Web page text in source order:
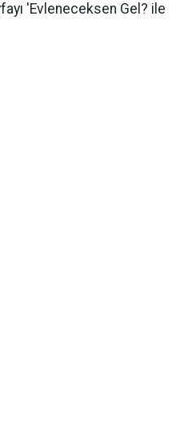
'Evleneceksen Gel? ile